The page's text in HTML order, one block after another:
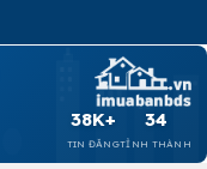
38K+
TIN ĐĂNG
34
TỈNH THÀNH